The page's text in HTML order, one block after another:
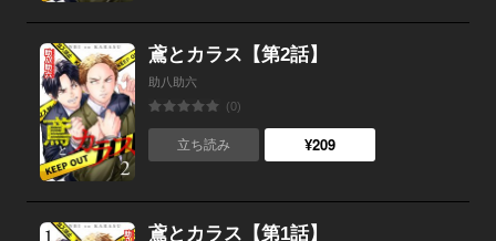
鳶とカラス【第2話】
助八助六
(0)
立ち読み ¥209
鳶とカラス【第1話】